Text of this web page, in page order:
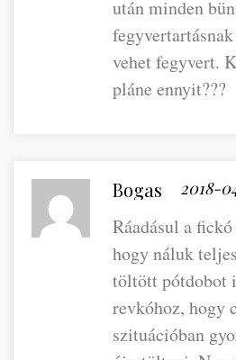
után minden
vehet fegyvert.
pláne ennyit???
Bogas 2018-
Ráadásul a
hogy náluk
töltött pótdobot
revkóhoz, hogy
szituációban